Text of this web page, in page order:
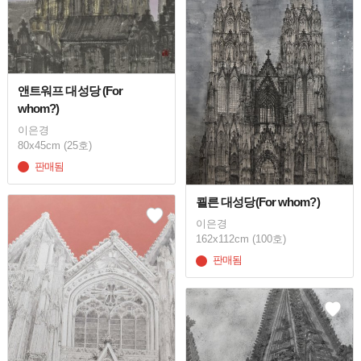
앤트워프 대성당 (For
whom?)
이은경
80x45cm (25호)
판매됨
쾰른 대성당(For whom?)
이은경
162x112cm (100호)
판매됨